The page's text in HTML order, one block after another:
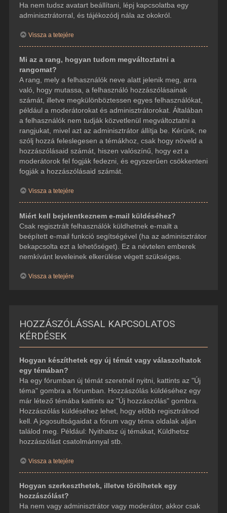
Ha nem tudsz avatart beállítani, lépj kapcsolatba egy
adminisztrátorral, és tájékozódj nála az okokról.
Vissza a tetejére
Mi az a rang, hogyan tudom megváltoztatni a
rangomat?
A rang, mely a felhasználók neve alatt jelenik meg, arra
való, hogy mutassa, a felhasználó hozzászólásainak
számát, illetve megkülönböztessen egyes felhasználókat,
például a moderátorokat és adminisztrátorokat. Általában
a felhasználók nem tudják közvetlenül megváltoztatni a
rangjukat, mivel azt az adminisztrátor állítja be. Kérünk, ne
szólj hozzá feleslegesen a témákhoz, csak hogy növeld a
hozzászólásaid számát, hiszen valószínű, hogy ezt a
moderátorok fel fogják fedezni, és egyszerűen csökkenteni
fogják a hozzászólásaid számát.
Vissza a tetejére
Miért kell bejelentkeznem e-mail küldéséhez?
Csak regisztrált felhasználók küldhetnek e-mailt a
beépített e-mail funkció segítségével (ha az adminisztrátor
bekapcsolta ezt a lehetőséget). Ez a névtelen emberek
nemkívánt leveleinek elkerülése végett szükséges.
Vissza a tetejére
HOZZÁSZÓLÁSSAL KAPCSOLATOS
KÉRDÉSEK
Hogyan készíthetek egy új témát vagy válaszolhatok
egy témában?
Ha egy fórumban új témát szeretnél nyitni, kattints az "Új
téma" gombra a fórumban. Hozzászólás küldéséhez egy
már létező témába kattints az "Új hozzászólás" gombra.
Hozzászólás küldéséhez lehet, hogy előbb regisztrálnod
kell. A jogosultságaidat a fórum vagy téma oldalak alján
találod meg. Például: Nyithatsz új témákat, Küldhetsz
hozzászólást csatolmánnyal stb.
Vissza a tetejére
Hogyan szerkeszthetek, illetve törölhetek egy
hozzászólást?
Ha nem vagy adminisztrátor vagy moderátor, akkor csak